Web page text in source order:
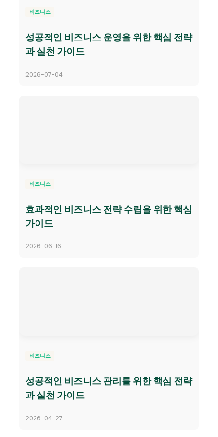
비즈니스
성공적인 비즈니스 운영을 위한 핵심 전략
과 실천 가이드
2026-07-04
비즈니스
효과적인 비즈니스 전략 수립을 위한 핵심
가이드
2026-06-16
비즈니스
성공적인 비즈니스 관리를 위한 핵심 전략
과 실천 가이드
2026-04-27